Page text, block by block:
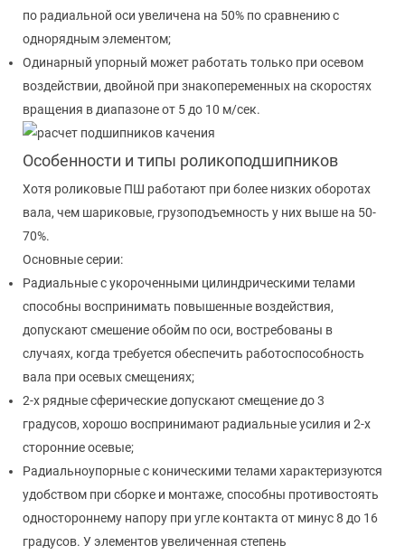
по радиальной оси увеличена на 50% по сравнению с
однорядным элементом;
Одинарный упорный может работать только при осевом
воздействии, двойной при знакопеременных на скоростях
вращения в диапазоне от 5 до 10 м/сек.
Особенности и типы роликоподшипников
Хотя роликовые ПШ работают при более низких оборотах
вала, чем шариковые, грузоподъемность у них выше на 50-
70%.
Основные серии:
Радиальные с укороченными цилиндрическими телами
способны воспринимать повышенные воздействия,
допускают смешение обойм по оси, востребованы в
случаях, когда требуется обеспечить работоспособность
вала при осевых смещениях;
2-х рядные сферические допускают смещение до 3
градусов, хорошо воспринимают радиальные усилия и 2-х
сторонние осевые;
Радиальноупорные с коническими телами характеризуются
удобством при сборке и монтаже, способны противостоять
одностороннему напору при угле контакта от минус 8 до 16
градусов. У элементов увеличенная степень